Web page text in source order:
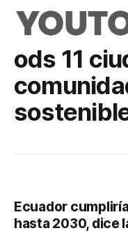
ods 11
Ecuador
hasta 2030, dice